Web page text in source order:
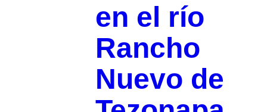
en el río
Rancho
Nuevo de